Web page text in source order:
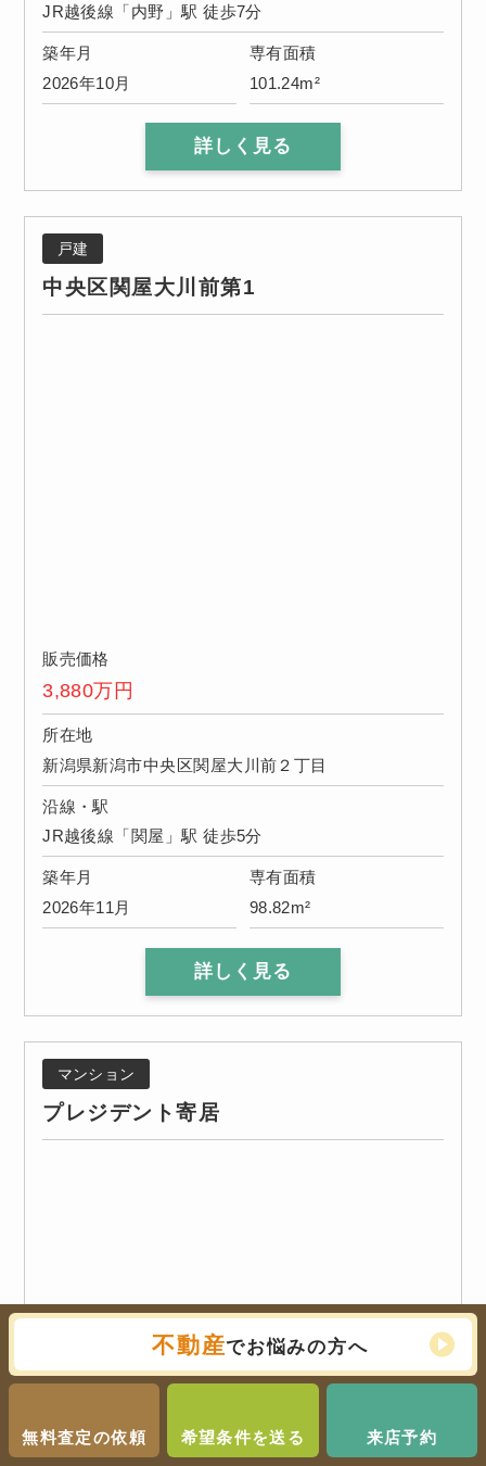
JR越後線「内野」駅 徒歩7分
築年月
2026年10月
専有面積
101.24m²
詳しく見る
戸建
中央区関屋大川前第1
販売価格
3,880万円
所在地
新潟県新潟市中央区関屋大川前２丁目
沿線・駅
JR越後線「関屋」駅 徒歩5分
築年月
2026年11月
専有面積
98.82m²
詳しく見る
マンション
プレジデント寄居
不動産でお悩みの方へ
無料査定の依頼 希望条件を送る 来店予約